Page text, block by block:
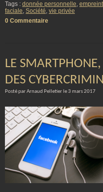
Tags : donnée personnelle,
faciale, Société, vie privée
0 Commentaire
LE
DES
Posté par Arnaud Pelletier le 3 mars 2017